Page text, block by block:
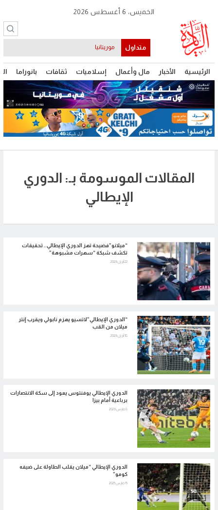
الرئيسية الأخبار مال وأعمال إسلاميات ثقافات بانوراما
الخميس، 6 أغسطس 2026
متداول موريتانيا
المقالات الموسومة بـ: الدوري
الإيطالي
“ميلانو”فضيحة تهز الدوري الإيطالي.. تحقيقات
تكشف شبكة “سهرات مشبوهة”
22 أبريل 2026
“الدوري الإيطالي”لاتسيو يهزم نابولي ويقرب إنتر
ميلان من القب
18 أبريل 2026
الدوري الإيطالي يوفنتوس يعود إلى سكة الانتصارات
برباعية أمام بيزا
8 مارس 2026
الدوري الإيطالي “ميلان يقلب الطاولة على ضيفه
كومو”
15 مارس 2025